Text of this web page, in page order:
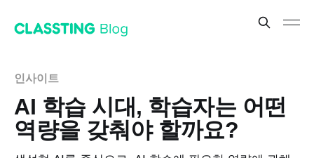
인사이트
AI 학습 시대, 학습자는 어떤
역량을 갖춰야 할까요?